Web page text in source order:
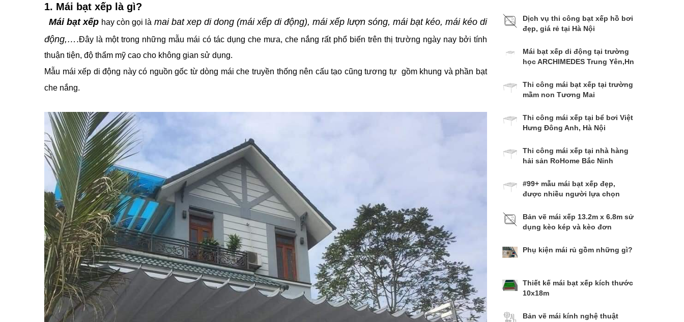
1. Mái bạt xếp là gì?
Mái bạt xếp hay còn gọi là mai bat xep di dong (mái xếp di động), mái xếp lượn sóng, mái bạt kéo, mái kéo di
động,… .Đây là một trong những mẫu mái có tác dụng che mưa, che nắng rất phổ biến trên thị trường ngày nay bởi tính
thuận tiện, độ thẩm mỹ cao cho không gian sử dụng.
Mẫu mái xếp di động này có nguồn gốc từ dòng mái che truyền thống nên cấu tạo cũng tương tự gồm khung và phần bạt
che nắng.
Dịch vụ thi công bạt xếp hồ bơi
đẹp, giá rẻ tại Hà Nội
Mái bạt xếp di động tại trường
học ARCHIMEDES Trung Yên,Hn
Thi công mái bạt xếp tại trường
mầm non Tương Mai
Thi công mái xếp tại bể bơi Việt
Hưng Đông Anh, Hà Nội
Thi công mái xếp tại nhà hàng
hải sản RoHome Bắc Ninh
#99+ mẫu mái bạt xếp đẹp,
được nhiều người lựa chọn
Bản vẽ mái xếp 13.2m x 6.8m sử
dụng kèo kép và kèo đơn
Phụ kiện mái rủ gồm những gì?
Thiết kế mái bạt xếp kích thước
10x18m
Bản vẽ mái kính nghệ thuật